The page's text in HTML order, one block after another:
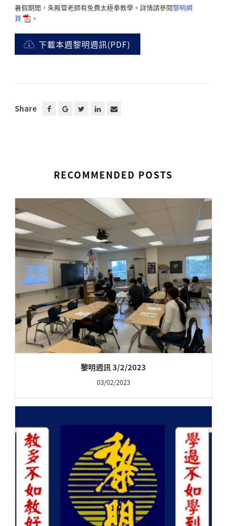
暑假期間，朱殿蓉老師有免費太極拳教學。詳情請參閱黎明網
頁
。
下載本週黎明週訊(PDF)
Share
RECOMMENDED POSTS
黎明週訊 3/2/2023
03/02/2023